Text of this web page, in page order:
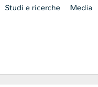
Studi e ricerche Media